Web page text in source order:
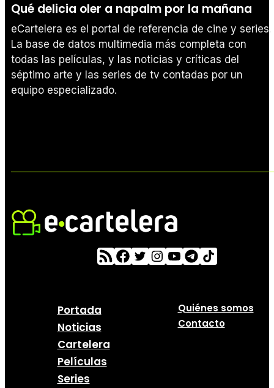
Qué delicia oler a napalm por la mañana
eCartelera es el portal de referencia de cine y series.
La base de datos multimedia más completa con
todas las películas, y las noticias y críticas del
séptimo arte y las series de tv contadas por un
equipo especializado.
Portada
Noticias
Cartelera
Películas
Series
Quiénes somos
Contacto